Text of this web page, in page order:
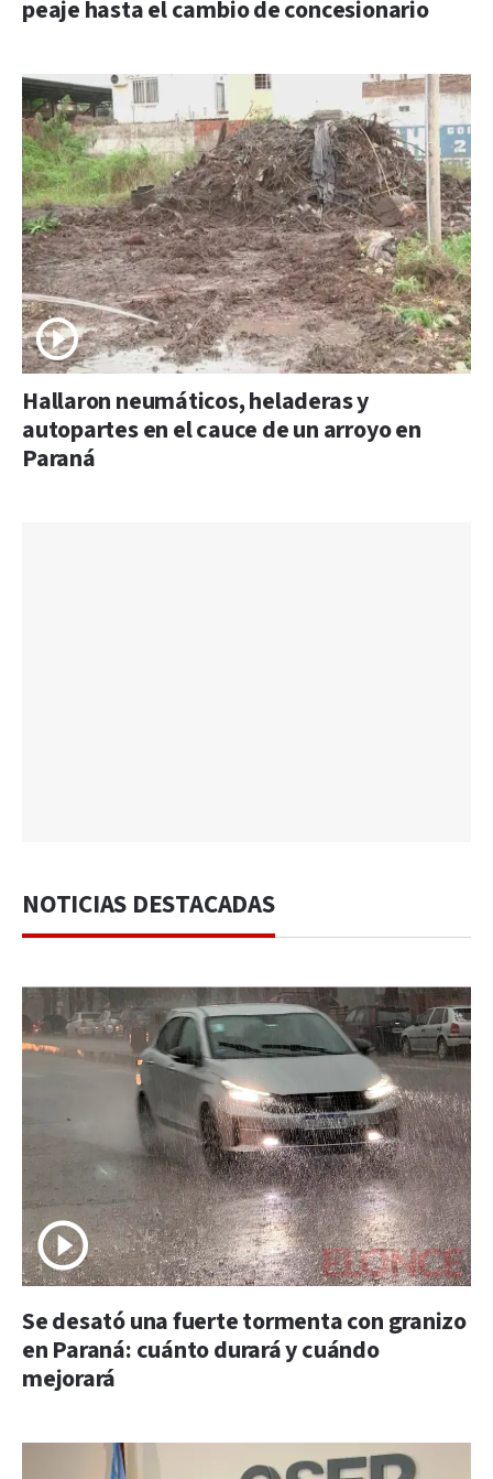
peaje hasta el cambio de concesionario
Hallaron neumáticos, heladeras y
autopartes en el cauce de un arroyo en
Paraná
NOTICIAS DESTACADAS
Se desató una fuerte tormenta con granizo
en Paraná: cuánto durará y cuándo
mejorará